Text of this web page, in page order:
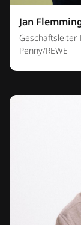
Jan
Geschäftsleiter
Penny/REWE